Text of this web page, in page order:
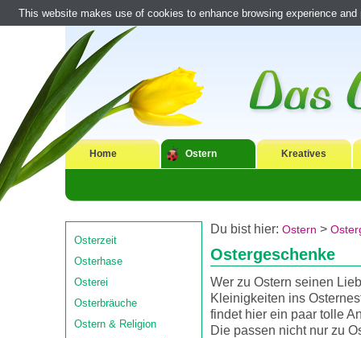
Home Ostern Kreatives
Osterzeit
Osterhase
Osterei
Osterbräuche
Ostern & Religion
Du bist hier: Ostern >
Ostergeschenke
Wer zu Ostern seinen
Kleinigkeiten ins
findet hier ein paar tolle
Die passen nicht nur zu
This website makes use of cookies to enhance browsing experience